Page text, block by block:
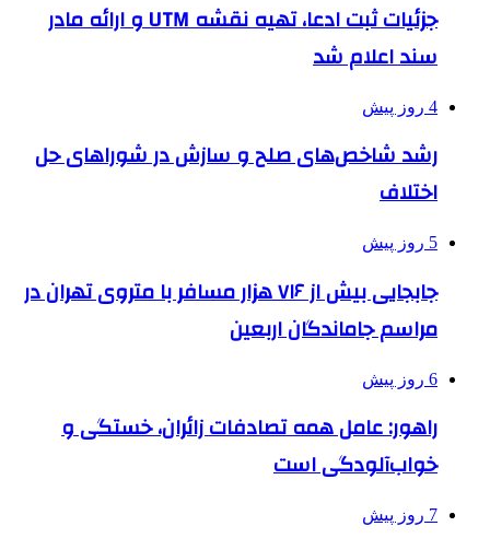
جزئیات ثبت ادعا، تهیه نقشه UTM و ارائه مادر
سند اعلام شد
4 روز پیش
رشد شاخص‌های صلح و سازش در شوراهای حل
اختلاف
5 روز پیش
جابجایی بیش از ۷۱۶ هزار مسافر با متروی تهران در
مراسم جاماندگان اربعین
6 روز پیش
راهور: عامل همه تصادفات زائران، خستگی و
خواب‌آلودگی است
7 روز پیش